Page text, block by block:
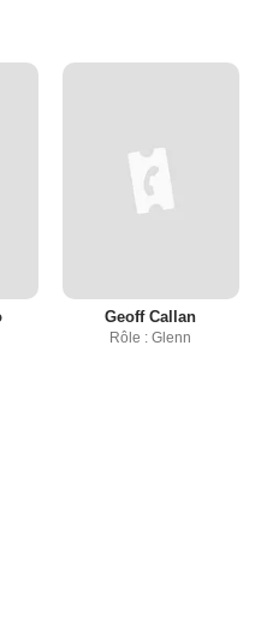
Geoff Callan
Rôle : Glenn